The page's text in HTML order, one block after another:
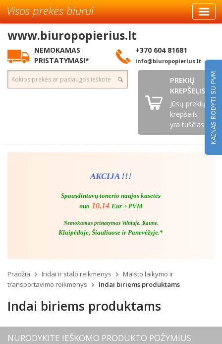
Visos prekės biurui
www.biuropopierius.lt
NEMOKAMAS
PRISTATYMAS!*
+370 604 81681
info@biuropopierius.lt
PREKIŲ
KREPŠELIS
Jūsų prekių
krepšelis
yra tuščias
AKCIJA !!!
Spausdintuvų tonerio naujos kasetės
nuo 10,14 Eur + PVM
Nemokamas pristatymas Vilniuje, Kaune,
Klaipėdoje, Šiauliuose ir Panevėžyje.*
Pradžia Indai ir stalo reikmenys
Maisto laikymo ir
transportavimo reikmenys
Indai biriems produktams
Indai biriems produktams
NURODYKITE IEŠKOMO PRODUKTO POŽYMIUS